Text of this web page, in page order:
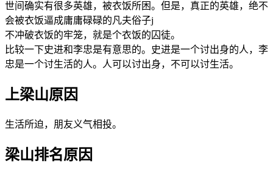
世间确实有很多英雄，被衣饭所困。但是，真正的英雄，绝不
会被衣饭逼成庸庸碌碌的凡夫俗子j
不冲破衣饭的牢笼，就是个衣饭的囚徒。
比较一下史进和李忠是有意思的。史进是一个讨出身的人，李
忠是一个讨生活的人。人可以讨出身，不可以讨生活。
上梁山原因
生活所迫，朋友义气相投。
梁山排名原因